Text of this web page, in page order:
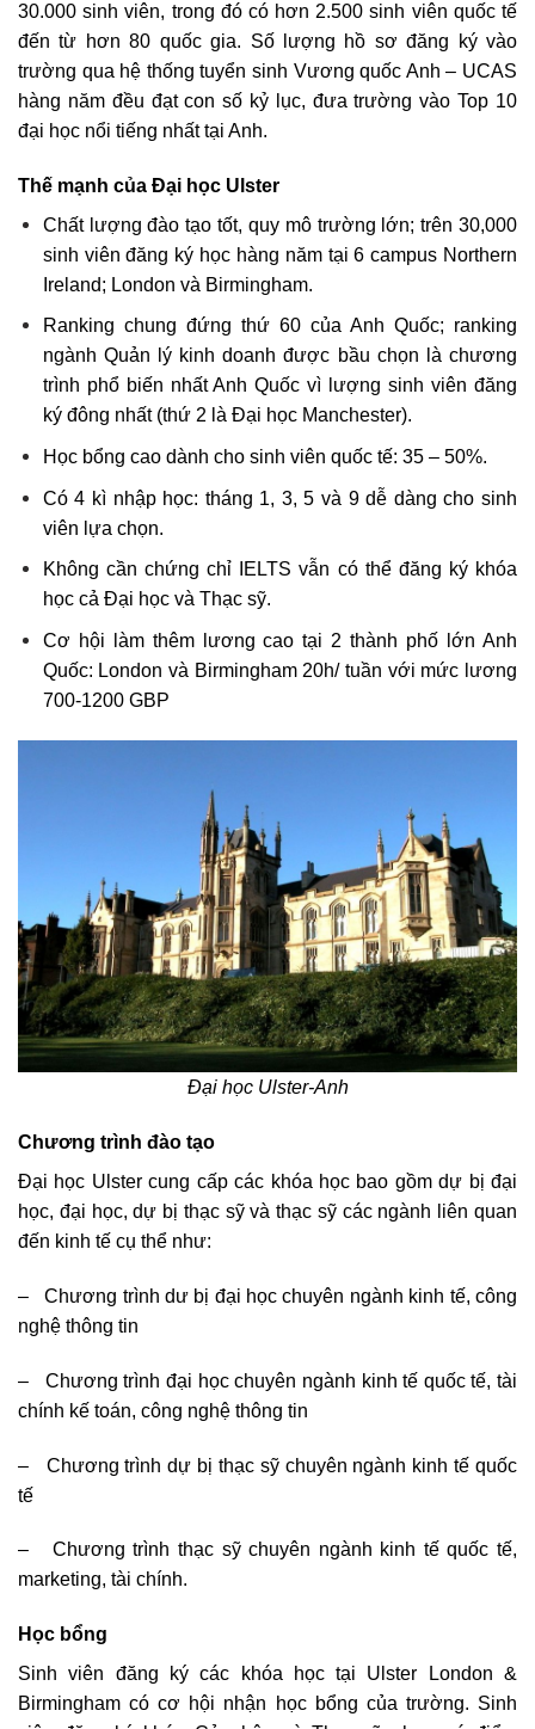
30.000 sinh viên, trong đó có hơn 2.500 sinh viên quốc tế
đến từ hơn 80 quốc gia. Số lượng hồ sơ đăng ký vào
trường qua hệ thống tuyển sinh Vương quốc Anh – UCAS
hàng năm đều đạt con số kỷ lục, đưa trường vào Top 10
đại học nổi tiếng nhất tại Anh.
Thế mạnh của Đại học Ulster
Chất lượng đào tạo tốt, quy mô trường lớn; trên 30,000
sinh viên đăng ký học hàng năm tại 6 campus Northern
Ireland; London và Birmingham.
Ranking chung đứng thứ 60 của Anh Quốc; ranking
ngành Quản lý kinh doanh được bầu chọn là chương
trình phổ biến nhất Anh Quốc vì lượng sinh viên đăng
ký đông nhất (thứ 2 là Đại học Manchester).
Học bổng cao dành cho sinh viên quốc tế: 35 – 50%.
Có 4 kì nhập học: tháng 1, 3, 5 và 9 dễ dàng cho sinh
viên lựa chọn.
Không cần chứng chỉ IELTS vẫn có thể đăng ký khóa
học cả Đại học và Thạc sỹ.
Cơ hội làm thêm lương cao tại 2 thành phố lớn Anh
Quốc: London và Birmingham 20h/ tuần với mức lương
700-1200 GBP
Đại học Ulster-Anh
Chương trình đào tạo
Đại học Ulster cung cấp các khóa học bao gồm dự bị đại
học, đại học, dự bị thạc sỹ và thạc sỹ các ngành liên quan
đến kinh tế cụ thể như:
– Chương trình dư bị đại học chuyên ngành kinh tế, công
nghệ thông tin
– Chương trình đại học chuyên ngành kinh tế quốc tế, tài
chính kế toán, công nghệ thông tin
– Chương trình dự bị thạc sỹ chuyên ngành kinh tế quốc
tế
– Chương trình thạc sỹ chuyên ngành kinh tế quốc tế,
marketing, tài chính.
Học bổng
Sinh viên đăng ký các khóa học tại Ulster London &
Birmingham có cơ hội nhận học bổng của trường. Sinh